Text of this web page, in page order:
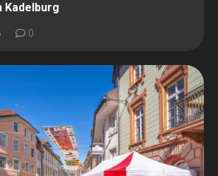
Kadelburg
0